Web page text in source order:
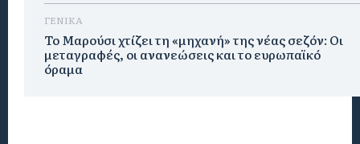
ΓΕΝΙΚΑ
Το Μαρούσι χτίζει τη «μηχανή» της νέας σεζόν: Οι
μεταγραφές, οι ανανεώσεις και το ευρωπαϊκό
όραμα